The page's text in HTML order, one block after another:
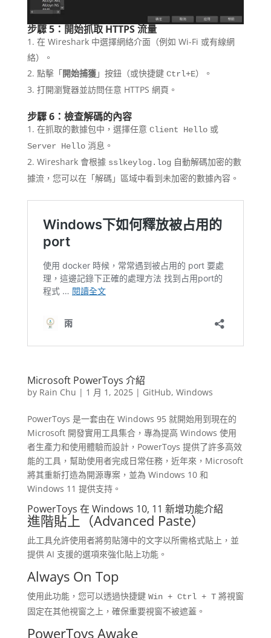
步驟 5：開始抓取 HTTPS 流量
在 Wireshark 中選擇網絡介面（例如 Wi-Fi 或有線網
絡）。
點擊「開始捕獲」按鈕（或快捷鍵 Ctrl+E）。
打開瀏覽器並訪問任意 HTTPS 網頁。
步驟 6：檢查解碼的內容
在抓取的數據包中，選擇任意 Client Hello或
Server Hello消息。
Wireshark 會根據 sslkeylog.log自動解碼加密的數
據流，您可以在「解碼」區域中看到未加密的數據內容。
Microsoft PowerToys 介紹
by Rain Chu | 1 月 1, 2025| GitHub, Windows
PowerToys 是一套由在 Windows 95 就開始用到現在的
Microsoft 開發實用工具集合，專為提高 Windows 使用
者生產力和使用體驗而設計，PowerToys 提供了許多高效
能的工具，幫助使用者完成日常任務，近年來，Microsoft
將其重新打造為開源專案，並為 Windows 10 和
Windows 11 提供支持。
PowerToys 在 Windows 10, 11 新增功能介紹
進階貼上（Advanced Paste）
此工具允許使用者將剪貼簿中的文字以所需格式貼上，並
提供 AI 支援的選項來強化貼上功能。
Always On Top
使用此功能，您可以透過快捷鍵 Win + Ctrl + T將視窗
固定在其他視窗之上，確保重要視窗不被遮蓋。
PowerToys Awake